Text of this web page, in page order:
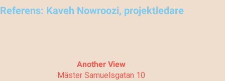
Referens: Kaveh Nowroozi, projektledare
Another View
Mäster Samuelsgatan 10